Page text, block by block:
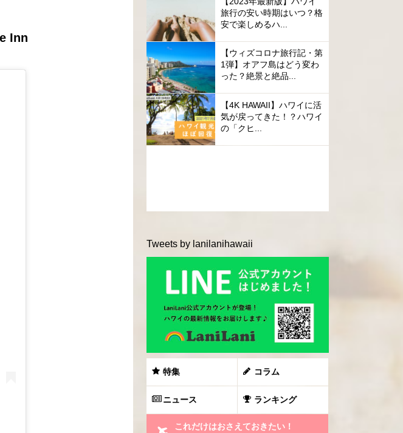
Inn
旅行の安い時期はいつ？格
安で楽しめるハ...
【ウィズコロナ旅行記・第
1弾】オアフ島はどう変わ
った？絶景と絶品...
【4K HAWAII】ハワイに活
気が戻ってきた！？ハワイ
の「クヒ...
Tweets by lanilanihawaii
特集 コラム
ニュース ランキング
これだけはおさえておきたい！